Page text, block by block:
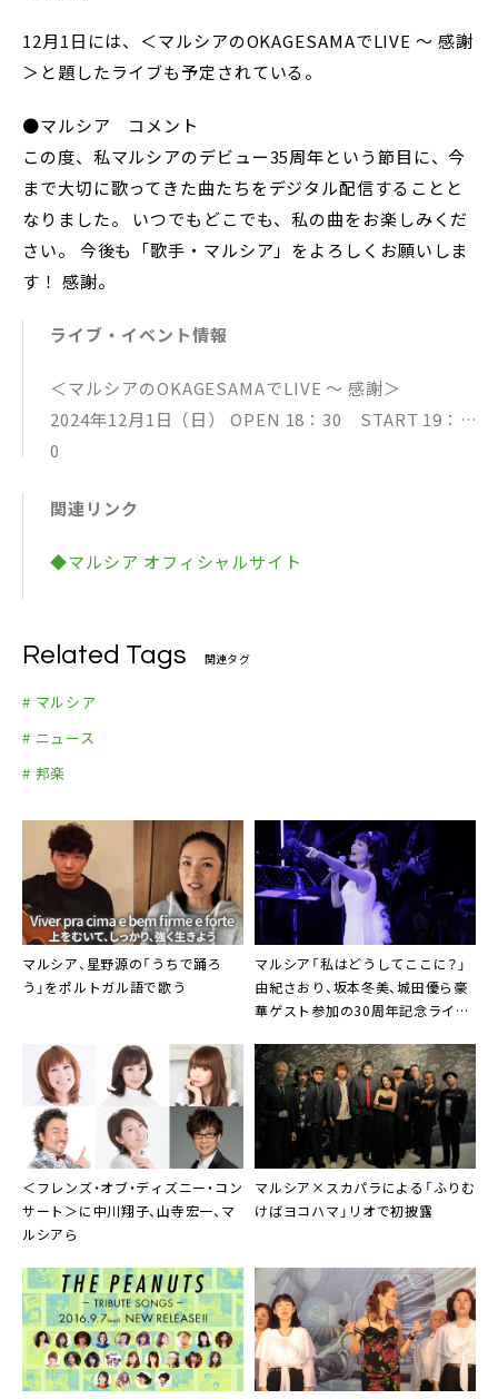
12月1日には、＜マルシアのOKAGESAMAでLIVE 〜 感謝
＞と題したライブも予定されている。
●マルシア コメント
この度、私マルシアのデビュー35周年という節目に、今
まで大切に歌ってきた曲たちをデジタル配信することと
なりました。 いつでもどこでも、私の曲をお楽しみくだ
さい。 今後も「歌手・マルシア」をよろしくお願いしま
す！ 感謝。
ライブ・イベント情報
＜マルシアのOKAGESAMAでLIVE 〜 感謝＞
2024年12月1日（日） OPEN 18：30 START 19：3
0
開場18：30／開演19：30
https://c-laps.jp/events/241201_marcia/
関連リンク
◆マルシア オフィシャルサイト
Related Tags 関連タグ
# マルシア
# ニュース
# 邦楽
マルシア、 星野源の「うちで踊ろ
う」をポルトガル語で歌う
マルシア 「私はどうしてここに？」
由紀さおり 、 坂本冬美、城田優ら豪
華ゲスト参加の30周年記念ライブ
＜フレンズ・オブ・ディズニー・コン
サート＞に中川翔子、山寺宏一、 マ
ルシア ら
マルシア ×スカパラによる「ふりむ
けばヨコハマ」リオで初披露